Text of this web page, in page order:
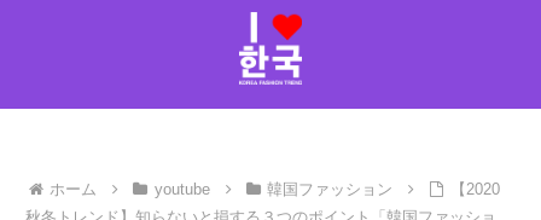
ホーム youtube 韓国ファッション
【2020